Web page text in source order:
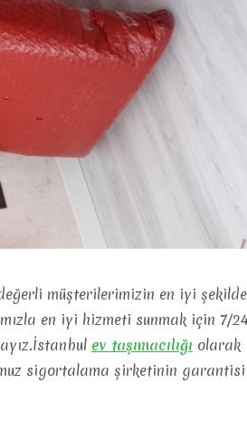
müşterilerimizin en iyi şekilde
en iyi hizmeti sunmak için 7/
ev taşımacılığı olarak
sigortalama şirketinin